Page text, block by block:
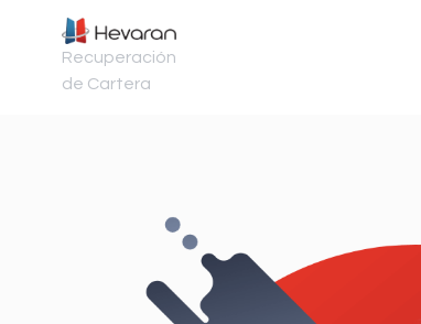
Recuperación
de Cartera